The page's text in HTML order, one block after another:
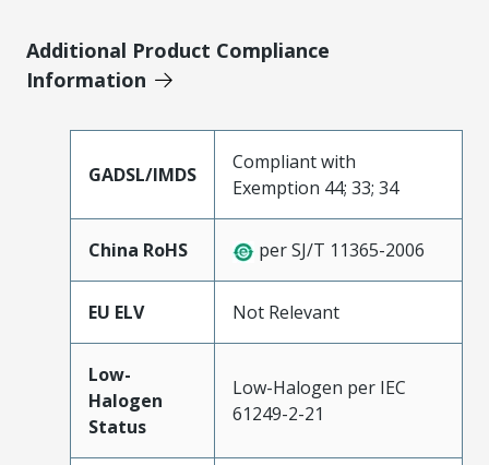
Additional Product Compliance
Information
GADSL/IMDS
Compliant with
Exemption 44; 33; 34
China RoHS per SJ/T 11365-2006
EU ELV Not Relevant
Low-
Halogen
Status
Low-Halogen per IEC
61249-2-21